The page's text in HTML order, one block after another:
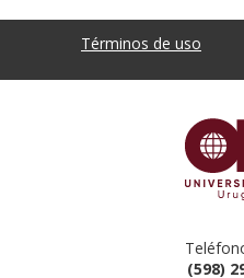
Términos de uso
(598)